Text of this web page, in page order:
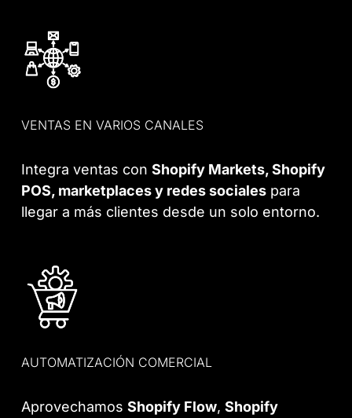
VENTAS EN VARIOS CANALES
Integra ventas conShopify Markets, Shopify
POS, marketplaces y redes sociales para
llegar a más clientes desde un solo entorno.
AUTOMATIZACIÓN COMERCIAL
AprovechamosShopify Flow,Shopify